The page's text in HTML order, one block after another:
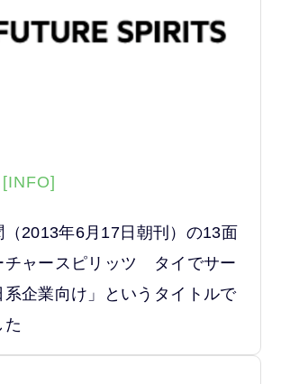
[INFO]
（2013年6月17日朝刊）の13面
チャースピリッツ タイでサー
企業向け」というタイトルで
た